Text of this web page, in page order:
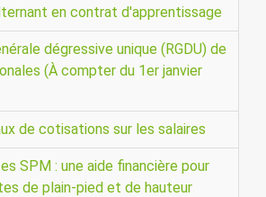
en contrat d'apprentissage
dégressive unique (RGDU) de
(À compter du 1er janvier
de cotisations sur les salaires
SPM : une aide financière pour
de plain-pied et de hauteur